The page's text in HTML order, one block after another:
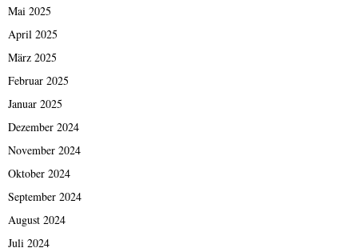
Mai 2025
April 2025
März 2025
Februar 2025
Januar 2025
Dezember 2024
November 2024
Oktober 2024
September 2024
August 2024
Juli 2024